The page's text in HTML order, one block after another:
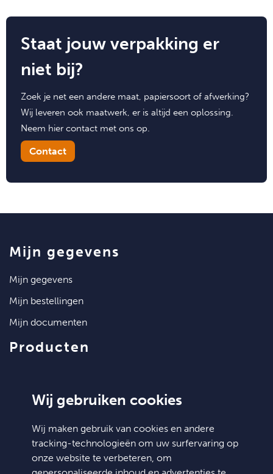
Wij gebruiken cookies
Wij maken gebruik van cookies en andere
tracking-technologieën om uw surfervaring op
onze website te verbeteren, om
Staat jouw verpakking er
niet bij?
Zoek je net een andere maat, papiersoort of afwerking?
Wij leveren ook maatwerk, er is altijd een oplossing.
Neem hier contact met ons op.
Contact
mijn gegevens
mijn gegevens
mijn bestellingen
mijn documenten
producten
klantenservice
contact
algemene voorwaarden